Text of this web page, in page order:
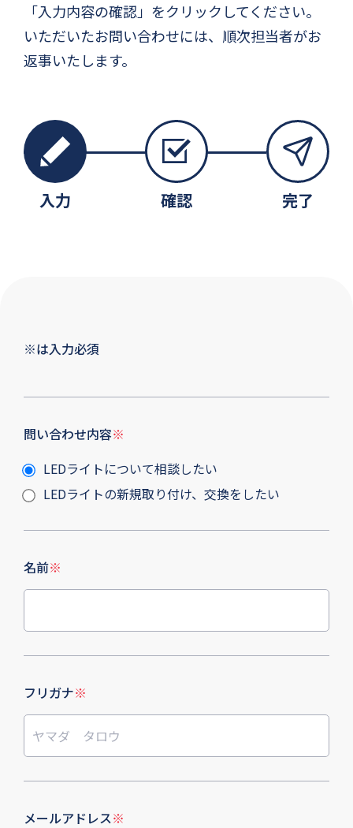
「入力内容の確認」をクリックしてください。
いただいたお問い合わせには、順次担当者がお
返事いたします。
入力 確認 完了
※は入力必須
問い合わせ内容※
LEDライトについて相談したい
LEDライトの新規取り付け、交換をしたい
名前※
フリガナ※
メールアドレス※